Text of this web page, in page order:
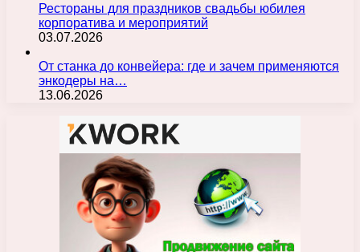
Рестораны для праздников свадьбы юбилея
корпоратива и мероприятий
03.07.2026
От станка до конвейера: где и зачем применяются
энкодеры на…
13.06.2026